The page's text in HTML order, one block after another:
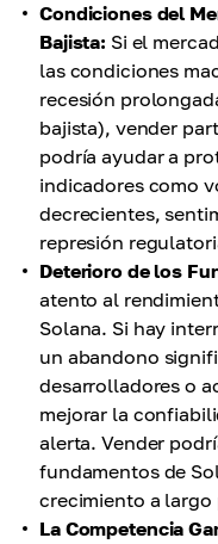
Condiciones del
Bajista: Si el
las condiciones
recesión
bajista), vender
podría ayudar a
indicadores como
decrecientes,
represión
Deterioro de los
atento al
Solana. Si hay
un abandono
desarrolladores o
mejorar la
alerta. Vender
fundamentos de
crecimiento a largo
La Competencia